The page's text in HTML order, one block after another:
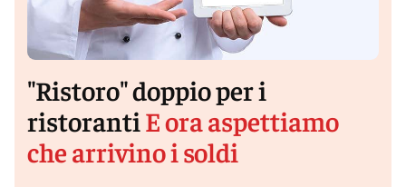
"Ristoro" doppio per i
ristorantiE ora aspettiamo
che arrivino i soldi